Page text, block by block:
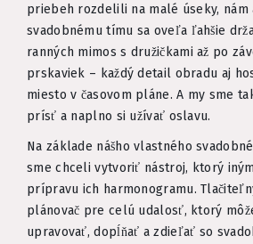
priebeh rozdelili na malé úseky, nám
svadobnému tímu sa oveľa ľahšie
ranných mimos s družičkami až po
prskaviek – každý detail obradu aj
miesto v časovom pláne. A my sme
prísť a naplno si užívať oslavu.
Na základe nášho vlastného
sme chceli vytvoriť nástroj, ktorý
prípravu ich harmonogramu.
plánovač pre celú udalosť, ktorý
upravovať, dopĺňať a zdieľať so